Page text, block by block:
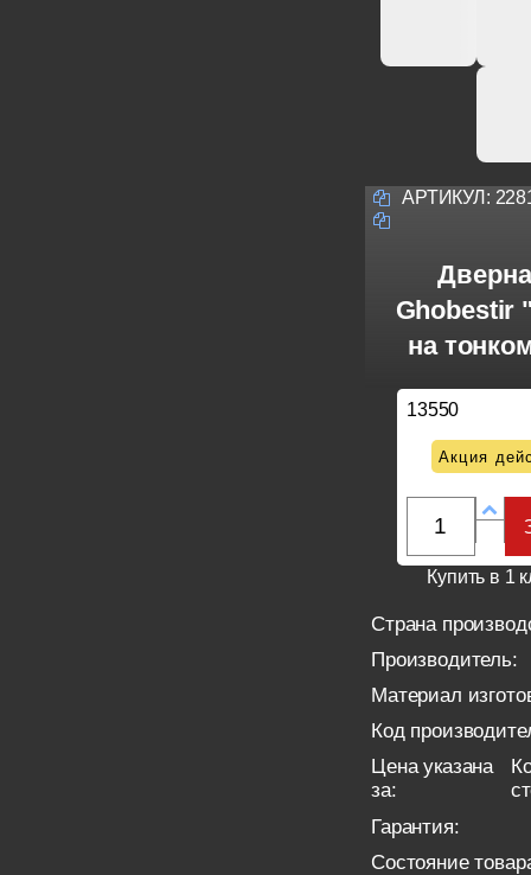
АРТИКУЛ:
Ghobestir
на
13550
Акция
Купить в 1
Страна
Производитель:
Материал
Код
Цена указана
за:
Гарантия:
Состояние